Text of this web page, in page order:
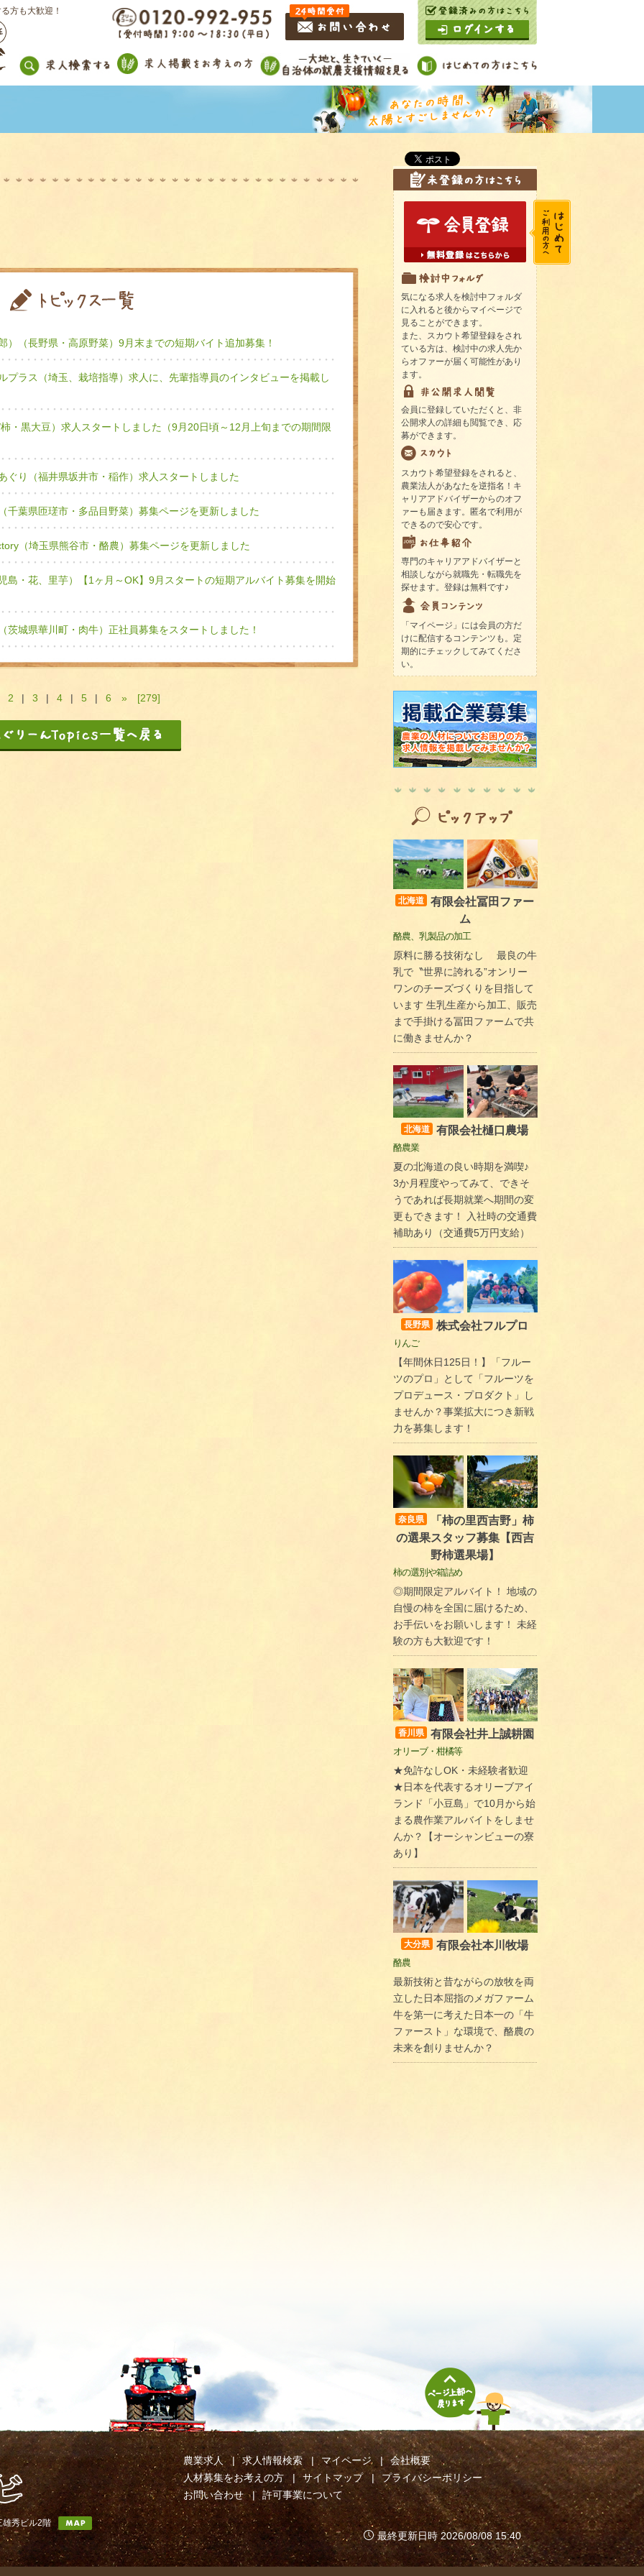
方も大歓迎！
）（長野県・高原野菜）9月末までの短期バイト追加募集！
プラス（埼玉、栽培指導）求人に、先輩指導員のインタビューを掲載し
・黒大豆）求人スタートしました（9月20日頃～12月上旬までの期間限
ぐり（福井県坂井市・稲作）求人スタートしました
千葉県匝瑳市・多品目野菜）募集ページを更新しました
（埼玉県熊谷市・酪農）募集ページを更新しました
島・花、里芋）【1ヶ月～OK】9月スタートの短期アルバイト募集を開始
茨城県華川町・肉牛）正社員募集をスタートしました！
2 | 3 | 4 | 5 | 6 » [279]
気になる求人を検討中フォルダ
に入れると後からマイページで
見ることができます。
また、スカウト希望登録をされ
ている方は、検討中の求人先か
らオファーが届く可能性があり
ます。
会員に登録していただくと、非
公開求人の詳細も閲覧でき、応
募ができます。
スカウト希望登録をされると、
農業法人があなたを逆指名！キ
ャリアアドバイザーからのオフ
ァーも届きます。匿名で利用が
できるので安心です。
専門のキャリアアドバイザーと
相談しながら就職先・転職先を
探せます。登録は無料です♪
「マイページ」には会員の方だ
けに配信するコンテンツも。定
期的にチェックしてみてくださ
い。
北海道
有限会社冨田ファー
ム
酪農、乳製品の加工
原料に勝る技術なし 最良の牛
乳で〝世界に誇れる”オンリー
ワンのチーズづくりを目指して
います 生乳生産から加工、販売
まで手掛ける冨田ファームで共
に働きませんか？
北海道 有限会社樋口農場
酪農業
夏の北海道の良い時期を満喫♪
3か月程度やってみて、できそ
うであれば長期就業へ期間の変
更もできます！ 入社時の交通費
補助あり（交通費5万円支給）
長野県 株式会社フルプロ
りんご
【年間休日125日！】「フルー
ツのプロ」として「フルーツを
プロデュース・プロダクト」し
ませんか？事業拡大につき新戦
力を募集します！
奈良県
「柿の里西吉野」柿
の選果スタッフ募集【西吉
野柿選果場】
柿の選別や箱詰め
◎期間限定アルバイト！ 地域の
自慢の柿を全国に届けるため、
お手伝いをお願いします！ 未経
験の方も大歓迎です！
香川県 有限会社井上誠耕園
オリーブ・柑橘等
★免許なしOK・未経験者歓迎
★日本を代表するオリーブアイ
ランド「小豆島」で10月から始
まる農作業アルバイトをしませ
んか？【オーシャンビューの寮
あり】
大分県 有限会社本川牧場
酪農
最新技術と昔ながらの放牧を両
立した日本屈指のメガファーム
牛を第一に考えた日本一の「牛
ファースト」な環境で、酪農の
未来を創りませんか？
秀ビル2階
農業求人 求人情報検索 マイページ
会社概要
人材募集をお考えの方
サイトマップ
プライバシーポリシー
お問い合わせ
許可事業について
最終更新日時 2026/08/08 15:40